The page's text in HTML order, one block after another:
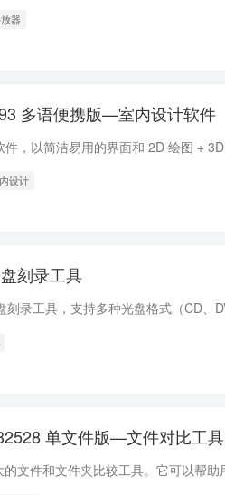
器
多语便携版—室内设计软件
设计
刻录工具
单文件版—文件对比工具